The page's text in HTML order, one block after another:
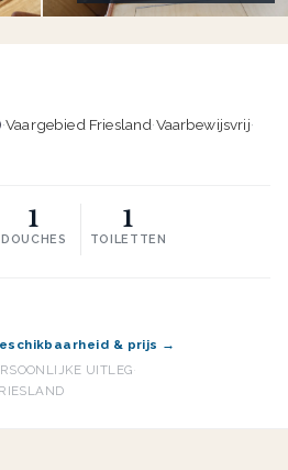
·Vaargebied Friesland·Vaarbewijsvrij·
1
DOUCHES
1
TOILETTEN
& prijs →
UITLEG·